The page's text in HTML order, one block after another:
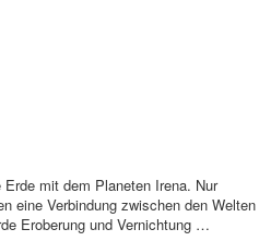
mit dem Planeten Irena. Nur
eine Verbindung zwischen den Welten
Eroberung und Vernichtung …